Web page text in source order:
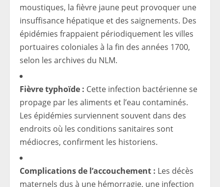
moustiques, la fièvre jaune peut provoquer une
insuffisance hépatique et des saignements. Des
épidémies frappaient périodiquement les villes
portuaires coloniales à la fin des années 1700,
selon les archives du NLM.
Fièvre typhoïde : Cette infection bactérienne se
propage par les aliments et l’eau contaminés.
Les épidémies surviennent souvent dans des
endroits où les conditions sanitaires sont
médiocres, confirment les historiens.
Complications de l’accouchement : Les décès
maternels dus à une hémorragie, une infection